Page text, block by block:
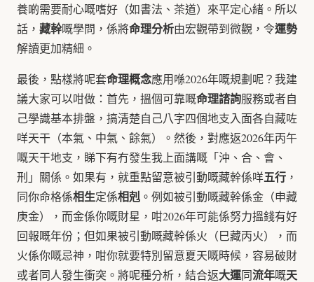
養啲需要耐心嘅嗜好（如書法、茶道）來平定心緒。所以
話， 藏幹嘅學問，係將命理分析由宏觀帶到微觀，令運勢
解讀更加精細。
最後，點樣將呢套命理概念應用喺2026年嘅規劃呢？我建
議大家可以咁做：首先，搵個可靠嘅命理諮詢服務或者自
己學識基本排盤，搞清楚自己八字四個地支入面各自藏咗
咩天干（本氣、中氣、餘氣）。然後，對應返2026年丙午
嘅天干地支，睇下有冇發生我上面講嘅「沖、合、會、
刑」關係。如果有，就重點留意被引動嘅藏幹係咩五行 ，
同你命格係相生定係相剋 。例如被引動嘅藏幹係金（申藏
庚金），而金係你嘅財星，咁2026年可能係努力搵錢有好
回報嘅年份；但如果被引動嘅藏幹係火（巳藏丙火），而
火係你嘅忌神，咁你就要特別留意夏天嘅時候，容易破財
或者同人發生衝突。將呢種分析，結合返大運同流年嘅天